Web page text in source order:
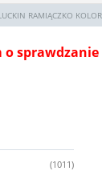
RAMIĄCZKO
o
(1011)